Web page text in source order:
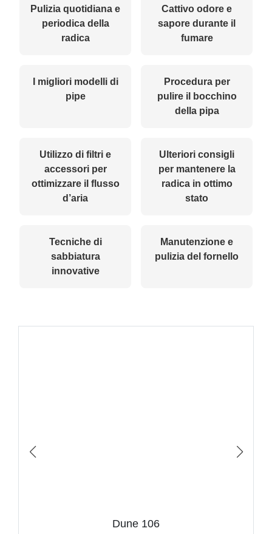
Pulizia quotidiana e
periodica della
radica
Cattivo odore e
sapore durante il
fumare
I migliori modelli di
pipe
Procedura per
pulire il bocchino
della pipa
Utilizzo di filtri e
accessori per
ottimizzare il flusso
d’aria
Ulteriori consigli
per mantenere la
radica in ottimo
stato
Tecniche di
sabbiatura
innovative
Manutenzione e
pulizia del fornello
Dune 106